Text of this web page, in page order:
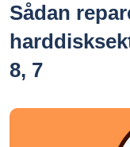
Sådan
8, 7